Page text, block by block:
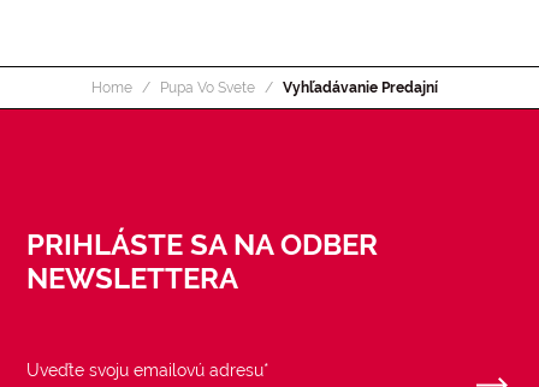
Home Pupa Vo Svete Vyhľadávanie Predajní
PRIHLÁSTE SA NA ODBER
NEWSLETTERA